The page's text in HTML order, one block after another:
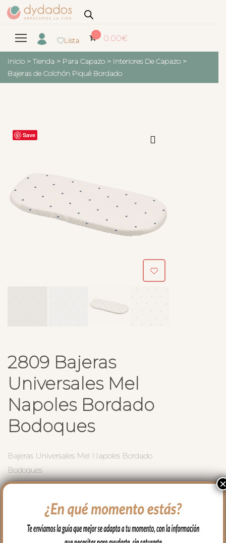
Lista
0 0.00€
Inicio > Tienda > Para Capazo > Interiores De Capazo >
Bajeras de Colchón Piqué Bordado
Save
2809 Bajeras
Universales Mel
Napoles Bordado
Bodoques
Bajeras Universales Mel Napoles Bordado
Bodoques
37.00€
×